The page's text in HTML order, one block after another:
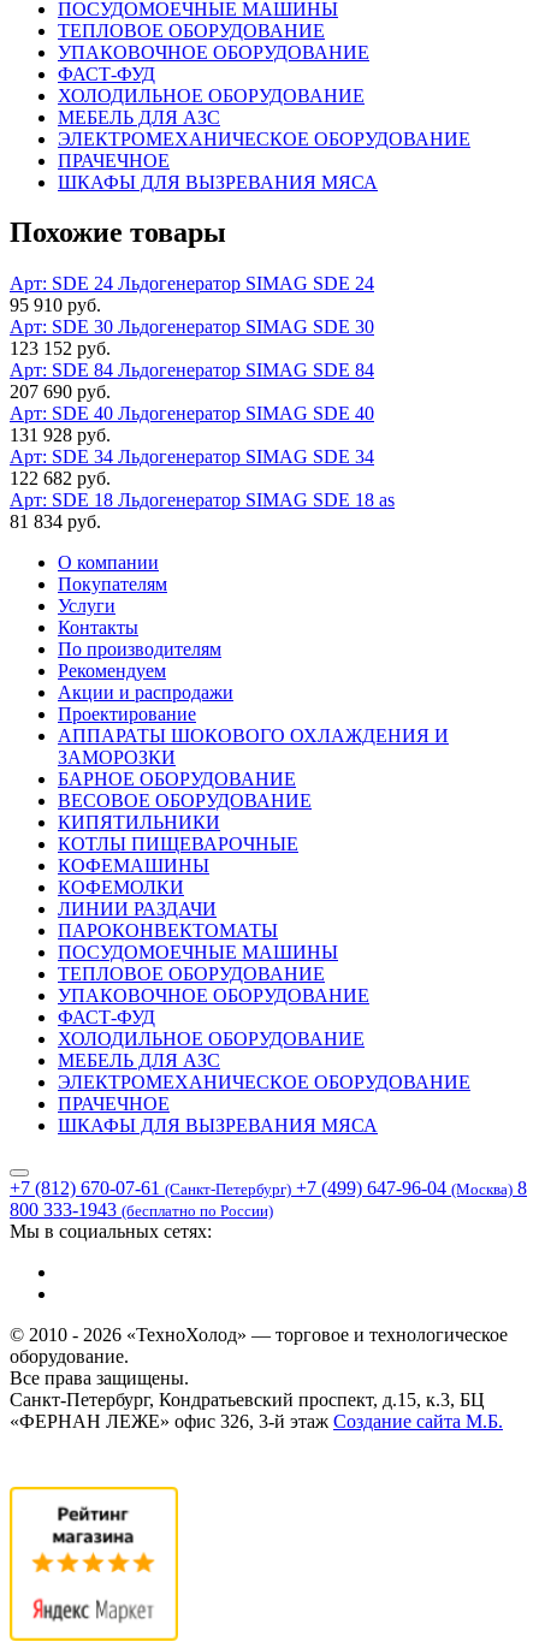
ПОСУДОМОЕЧНЫЕ МАШИНЫ
ТЕПЛОВОЕ ОБОРУДОВАНИЕ
УПАКОВОЧНОЕ ОБОРУДОВАНИЕ
ФАСТ-ФУД
ХОЛОДИЛЬНОЕ ОБОРУДОВАНИЕ
МЕБЕЛЬ ДЛЯ АЗС
ЭЛЕКТРОМЕХАНИЧЕСКОЕ ОБОРУДОВАНИЕ
ПРАЧЕЧНОЕ
ШКАФЫ ДЛЯ ВЫЗРЕВАНИЯ МЯСА
Похожие товары
Арт: SDE 24 Льдогенератор SIMAG SDE 24
95 910 руб.
Арт: SDE 30 Льдогенератор SIMAG SDE 30
123 152 руб.
Арт: SDE 84 Льдогенератор SIMAG SDE 84
207 690 руб.
Арт: SDE 40 Льдогенератор SIMAG SDE 40
131 928 руб.
Арт: SDE 34 Льдогенератор SIMAG SDE 34
122 682 руб.
Арт: SDE 18 Льдогенератор SIMAG SDE 18 as
81 834 руб.
О компании
Покупателям
Услуги
Контакты
По производителям
Рекомендуем
Акции и распродажи
Проектирование
АППАРАТЫ ШОКОВОГО ОХЛАЖДЕНИЯ И
ЗАМОРОЗКИ
БАРНОЕ ОБОРУДОВАНИЕ
ВЕСОВОЕ ОБОРУДОВАНИЕ
КИПЯТИЛЬНИКИ
КОТЛЫ ПИЩЕВАРОЧНЫЕ
КОФЕМАШИНЫ
КОФЕМОЛКИ
ЛИНИИ РАЗДАЧИ
ПАРОКОНВЕКТОМАТЫ
ПОСУДОМОЕЧНЫЕ МАШИНЫ
ТЕПЛОВОЕ ОБОРУДОВАНИЕ
УПАКОВОЧНОЕ ОБОРУДОВАНИЕ
ФАСТ-ФУД
ХОЛОДИЛЬНОЕ ОБОРУДОВАНИЕ
МЕБЕЛЬ ДЛЯ АЗС
ЭЛЕКТРОМЕХАНИЧЕСКОЕ ОБОРУДОВАНИЕ
ПРАЧЕЧНОЕ
ШКАФЫ ДЛЯ ВЫЗРЕВАНИЯ МЯСА
+7 (812) 670-07-61 (Санкт-Петербург) +7 (499) 647-96-04 (Москва) 8
800 333-1943 (бесплатно по России)
Мы в социальных сетях:
© 2010 - 2026 «ТехноХолод» — торговое и технологическое
оборудование.
Все права защищены.
Санкт-Петербург, Кондратьевский проспект, д.15, к.3, БЦ
«ФЕРНАН ЛЕЖЕ» офис 326, 3-й этаж Создание сайта М.Б.